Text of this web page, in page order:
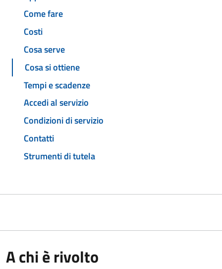
Come fare
Costi
Cosa serve
Cosa si ottiene
Tempi e scadenze
Accedi al servizio
Condizioni di servizio
Contatti
Strumenti di tutela
A chi è rivolto